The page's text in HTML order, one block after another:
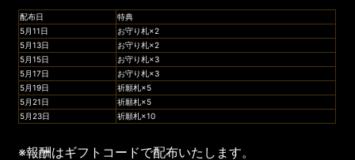
配布日
特典
5月11日
お守り札×2
5月13日
お守り札×2
5月15日
お守り札×3
5月17日
お守り札×3
5月19日
祈願札×5
5月21日
祈願札×5
5月23日
祈願札×10
※報酬はギフトコードで配布いたします。